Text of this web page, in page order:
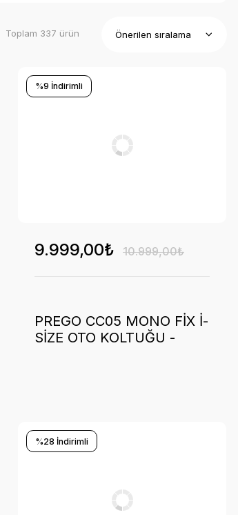
Toplam 337 ürün
%9 İndirimli
9.999,00₺ 10.999,00₺
PREGO CC05 MONO FİX İ-
SİZE OTO KOLTUĞU -
%28 İndirimli